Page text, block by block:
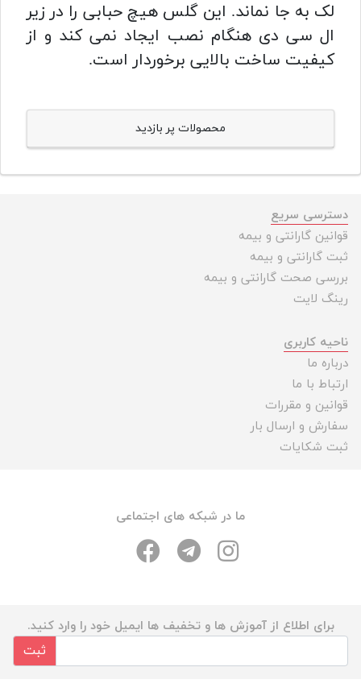
لک به جا نماند. این گلس هیچ حبابی را در زیر
ال سی دی هنگام نصب ایجاد نمی کند و از
کیفیت ساخت بالایی برخوردار است.
محصولات پر بازدید
دسترسی سریع
قوانین گارانتی و بیمه
ثبت گارانتی و بیمه
بررسی صحت گارانتی و بیمه
رینگ لایت
ناحیه کاربری
درباره ما
ارتباط با ما
قوانین و مقررات
سفارش و ارسال بار
ثبت شکایات
ما در شبکه های اجتماعی
برای اطلاع از آموزش ها و تخفیف ها ایمیل خود را وارد کنید.
ثبت